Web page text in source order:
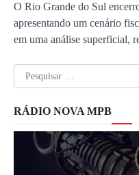
O Rio Grande do Sul
apresentando um cenário
em uma análise superficial,
Pesquisar
por:
RÁDIO NOVA MPB